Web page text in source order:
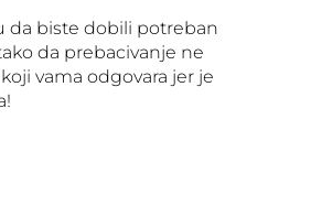
da biste dobili potreban
da prebacivanje ne
vama odgovara jer je